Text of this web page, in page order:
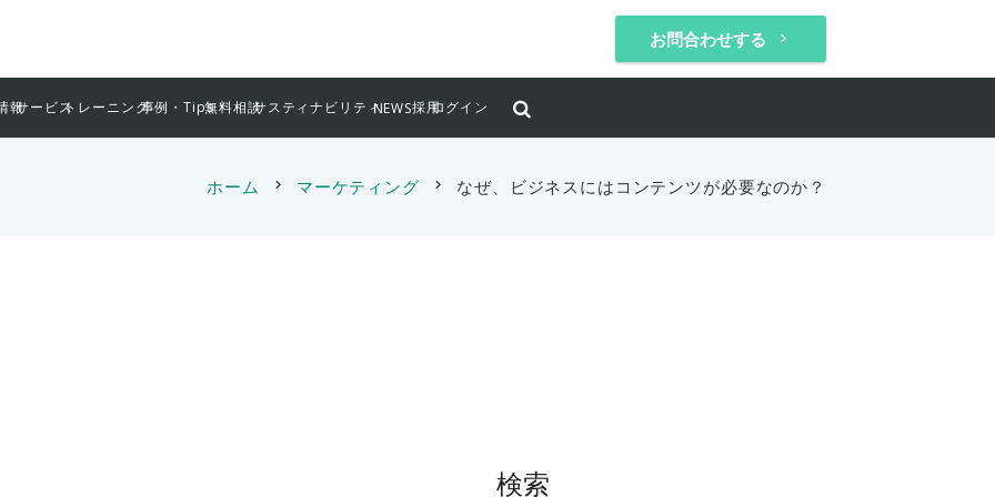
お問合わせする keyboard_arrow_right
報サービストレーニング事例・Tips無料相談サスティナビリティNEWS採用ログイン
ホーム chevron_right マーケティング chevron_right なぜ、ビジネスにはコンテンツが必要なのか？
検索